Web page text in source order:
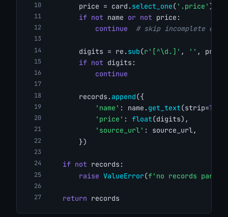
        price = card.
select_one( '.price' )
if not name or not price:
continue
# skip incomplete
        digits = re.
sub(r'[^\d.]' , '' ,
if not digits:
continue
        records.
append({
'name' : name. get_text(strip=True
'price' : float(digits),
'source_url' : source_url,
        })
if not records:
raise ValueError(f'no records
return records